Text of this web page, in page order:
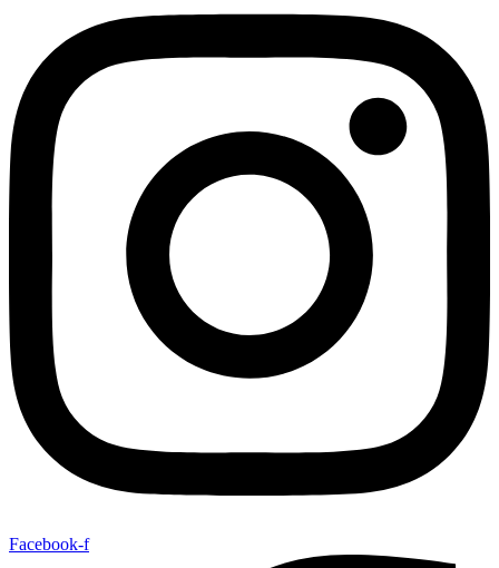
Facebook-f